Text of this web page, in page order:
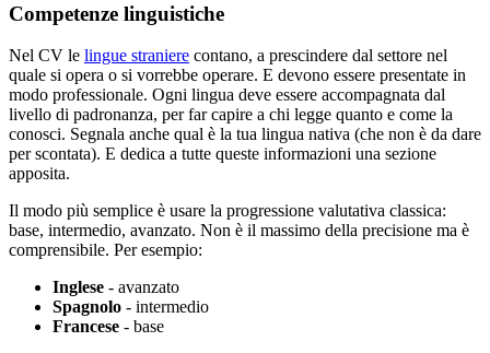
Competenze linguistiche
Nel CV le lingue straniere contano, a prescindere dal settore nel
quale si opera o si vorrebbe operare. E devono essere presentate in
modo professionale. Ogni lingua deve essere accompagnata dal
livello di padronanza, per far capire a chi legge quanto e come la
conosci. Segnala anche qual è la tua lingua nativa (che non è da dare
per scontata). E dedica a tutte queste informazioni una sezione
apposita.
Il modo più semplice è usare la progressione valutativa classica:
base, intermedio, avanzato. Non è il massimo della precisione ma è
comprensibile. Per esempio:
Inglese - avanzato
Spagnolo - intermedio
Francese - base